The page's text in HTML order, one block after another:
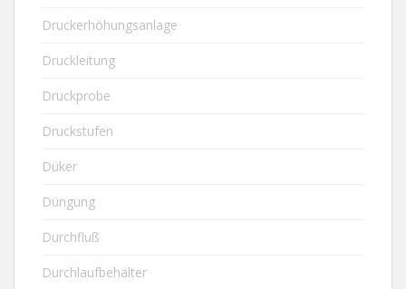
Druckerhöhungsanlage
Druckleitung
Druckprobe
Druckstufen
Düker
Düngung
Durchfluß
Durchlaufbehälter